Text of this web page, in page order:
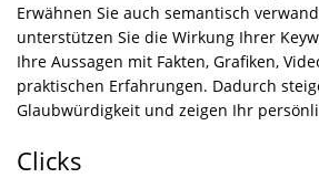
Erwähnen Sie auch semantisch
unterstützen Sie die Wirkung Ihrer
Ihre Aussagen mit Fakten, Grafiken,
praktischen Erfahrungen. Dadurch
Glaubwürdigkeit und zeigen Ihr
Clicks